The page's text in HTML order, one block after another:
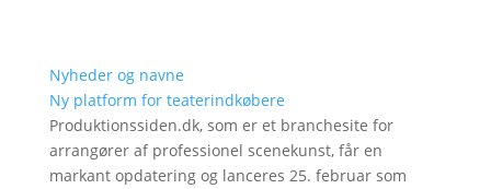
Nyheder og navne
Ny platform for teaterindkøbere
Produktionssiden.dk, som er et branchesite for
arrangører af professionel scenekunst, får en
markant opdatering og lanceres 25. februar som